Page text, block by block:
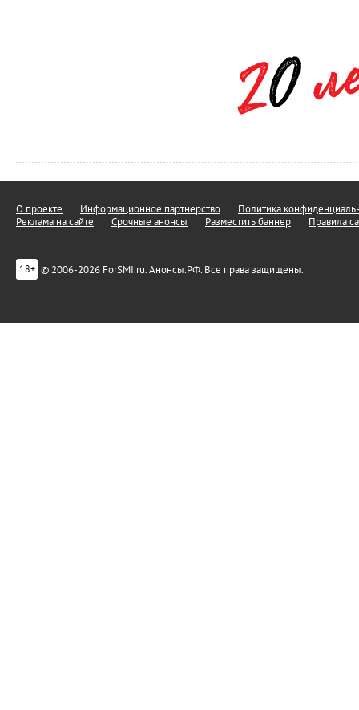
О проекте Информационное партнерство
Политика
Реклама на сайте
Срочные анонсы Разместить баннер Правила
18+ © 2006-2026 ForSMI.ru. Анонсы.РФ. Все права защищены.